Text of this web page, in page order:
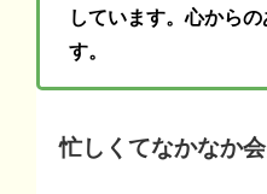
しています。心から
す。
忙しくてなかなか